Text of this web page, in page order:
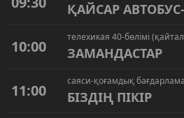
ҚАЙСАР
10:00
телехикая 40-бөлімі
ЗАМАНДАСТАР
11:00
саяси-қоғамдық
БІЗДІҢ ПІКІР